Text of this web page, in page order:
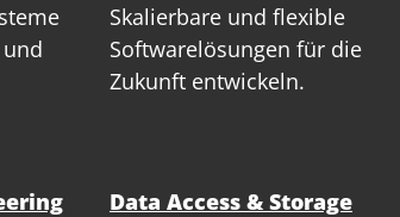
Skalierbare und flexible
Softwarelösungen für die
Zukunft entwickeln.
Data Access & Storage